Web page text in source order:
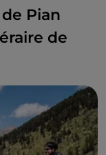
Pian
de